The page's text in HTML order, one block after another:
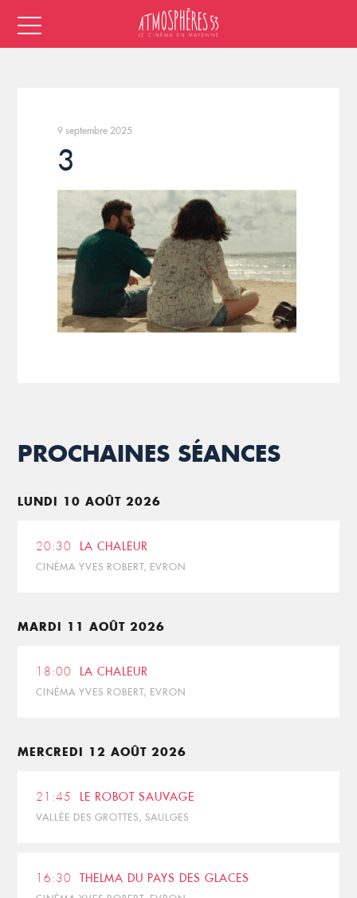
9 septembre 2025
3
PROCHAINES SÉANCES
LUNDI 10 AOÛT 2026
20:30 LA CHALEUR
CINÉMA YVES ROBERT, EVRON
MARDI 11 AOÛT 2026
18:00 LA CHALEUR
CINÉMA YVES ROBERT, EVRON
MERCREDI 12 AOÛT 2026
21:45 LE ROBOT SAUVAGE
VALLÉE DES GROTTES, SAULGES
16:30 THELMA DU PAYS DES GLACES